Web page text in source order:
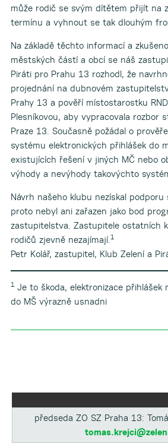
může rodič se svým dítětem přijít na
termínu a vyhnout se tak dlouhým
Na základě těchto informací a
městských částí a obcí se náš
Piráti pro Prahu 13 rozhodl, že
projednání na dubnovém
Prahy 13 a pověří místostarostku
Plesníkovou, aby vypracovala rozbor
Praze 13. Současně požádal o
systému elektronických přihlášek do
existujících řešení v jiných MČ nebo
výhody a nevýhody takovýchto
Návrh našeho klubu nezískal podporu
proto nebyl ani zařazen jako bod
zastupitelstva. Zastupitele ostatních
rodičů zjevně nezajímají. 1
Petr Kolář, zastupitel, Klub Zelení a
1Je to škoda, elektronizace přihlášek
do MŠ výrazně usnadni
předseda ZO SZ Praha 13: